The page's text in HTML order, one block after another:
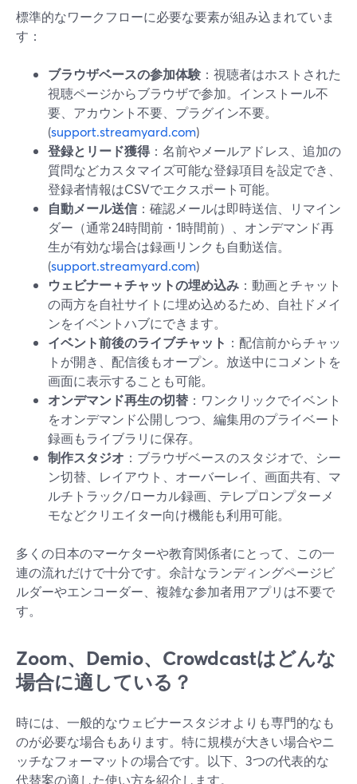
標準的なワークフローに必要な要素が組み込まれていま
す：
ブラウザベースの参加体験 ：視聴者はホストされた
視聴ページからブラウザで参加。インストール不
要、アカウント不要、プラグイン不要。
(support.streamyard.com)
登録とリード獲得：名前やメールアドレス、追加の
質問などカスタマイズ可能な登録項目を設定でき、
登録者情報はCSVでエクスポート可能。
自動メール送信 ：確認メールは即時送信、リマイン
ダー（通常24時間前・1時間前）、オンデマンド再
生が有効な場合は録画リンクも自動送信。
(support.streamyard.com)
ウェビナー＋チャットの埋め込み ：動画とチャット
の両方を自社サイトに埋め込めるため、自社ドメイ
ンをイベントハブにできます。
イベント前後のライブチャット ：配信前からチャッ
トが開き、配信後もオープン。放送中にコメントを
画面に表示することも可能。
オンデマンド再生の切替 ：ワンクリックでイベント
をオンデマンド公開しつつ、編集用のプライベート
録画もライブラリに保存。
制作スタジオ ：ブラウザベースのスタジオで、シー
ン切替、レイアウト、オーバーレイ、画面共有、マ
ルチトラック/ローカル録画、テレプロンプターメ
モなどクリエイター向け機能も利用可能。
多くの日本のマーケターや教育関係者にとって、この一
連の流れだけで十分です。余計なランディングページビ
ルダーやエンコーダー、複雑な参加者用アプリは不要で
す。
Zoom、Demio、Crowdcastはどんな
場合に適している？
時には、一般的なウェビナースタジオよりも専門的なも
のが必要な場合もあります。特に規模が大きい場合やニ
ッチなフォーマットの場合です。以下、3つの代表的な
代替案の適した使い方を紹介します。